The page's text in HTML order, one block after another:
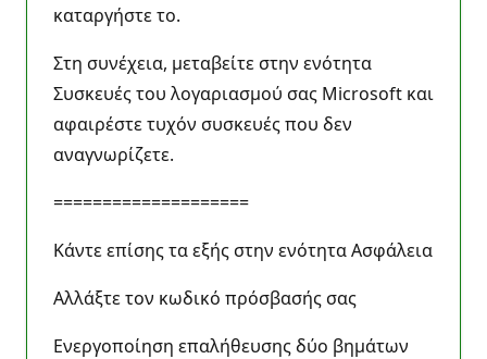
καταργήστε το.
Στη συνέχεια, μεταβείτε στην ενότητα
Συσκευές του λογαριασμού σας Microsoft και
αφαιρέστε τυχόν συσκευές που δεν
αναγνωρίζετε.
====================
Κάντε επίσης τα εξής στην ενότητα Ασφάλεια
Αλλάξτε τον κωδικό πρόσβασής σας
Ενεργοποίηση επαλήθευσης δύο βημάτων